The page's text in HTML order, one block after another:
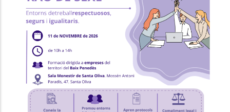
Formació "Prevenció I Intervenció
Contra L'assetjament Sexual I/o
Per Raó De Sexe"
Ocupació
P. econòmica